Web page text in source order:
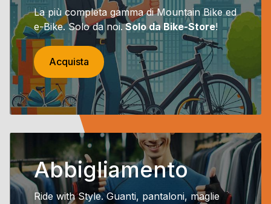
La più completa gamma di Mountain Bike ed
e-Bike. Solo da noi.Solo da Bike-Store!
Acquista
Abbigliamento
Ride with Style. Guanti, pantaloni, maglie